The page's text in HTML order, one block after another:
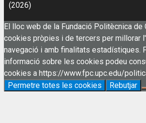
(2026)
El lloc web de la Fundació Politècnica de
cookies pròpies i de tercers per millorar
navegació i amb finalitats estadístiques.
informació sobre les cookies podeu
cookies a https://www.fpc.upc.edu/
Permetre totes les cookies
Rebutjar